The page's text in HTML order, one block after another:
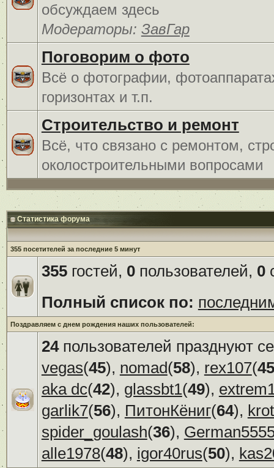
обсуждаем здесь
Модераторы: ЗавГар
Поговорим о фото
Всё о фотографии,
горизонтах и т.п.
Строительство и ремонт
Всё, что связано с ремонтом,
околостроительными вопросами
Статистика форума
355 посетителей за последние 5 минут
355гостей, 0пользователей, 0
Полный список по:
Поздравляем с днем рождения наших пользователей:
24пользователей празднуют
vegas(45), nomad(58), rex107(45
aka dc(42), glassbt1(49),
garlik7(56), ПитонКёниг(64),
spider_goulash(36),
alle1978(48), igor40rus(50),